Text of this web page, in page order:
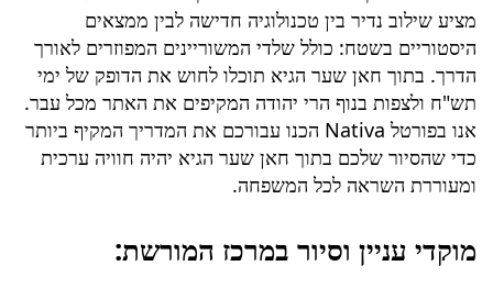
מציע שילוב נדיר בין טכנולוגיה חדישה לבין ממצאים
היסטוריים בשטח: כולל שלדי המשוריינים המפוזרים לאורך
הדרך. בתוך חאן שער הגיא תוכלו לחוש את הדופק של ימי
תש"ח ולצפות בנוף הרי יהודה המקיפים את האתר מכל עבר.
אנו בפורטל Nativa הכנו עבורכם את המדריך המקיף ביותר
כדי שהסיור שלכם בתוך חאן שער הגיא יהיה חוויה ערכית
ומעוררת השראה לכל המשפחה.
מוקדי עניין וסיור במרכז המורשת: